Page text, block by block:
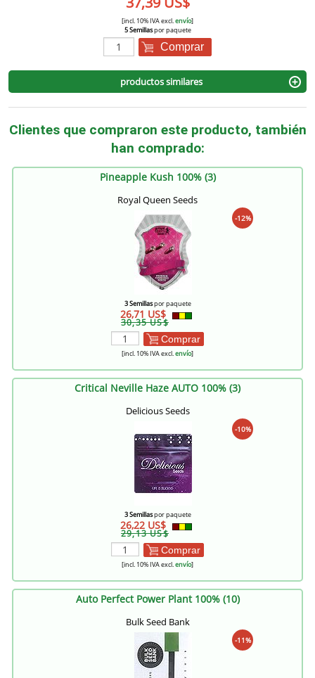
[incl. 10% IVA excl.envío]
5 Semillaspor paquete
Comprar
productos similares
Clientes que compraron este producto, también
han comprado:
Pineapple Kush 100% (3)
Royal Queen Seeds
-12%
3 Semillaspor paquete
26,71 US$
30,35 US$
Comprar
[incl. 10% IVA excl.envío]
Critical Neville Haze AUTO 100% (3)
Delicious Seeds
-10%
3 Semillaspor paquete
26,22 US$
29,13 US$
Comprar
[incl. 10% IVA excl.envío]
Auto Perfect Power Plant 100% (10)
Bulk Seed Bank
-11%